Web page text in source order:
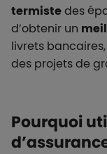
termistedes
d’obtenir un
livrets
des projets de
Pourquoi